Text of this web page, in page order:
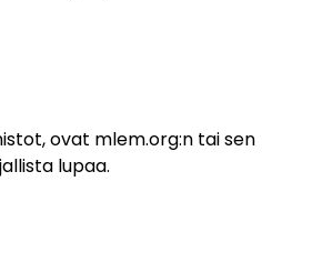
ovat mlem.org:n tai sen
lupaa.